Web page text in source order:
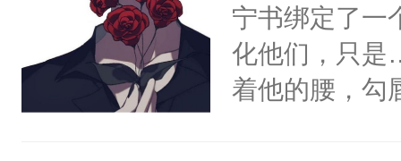
宁书绑定了一
化他们，只是
着他的腰，勾